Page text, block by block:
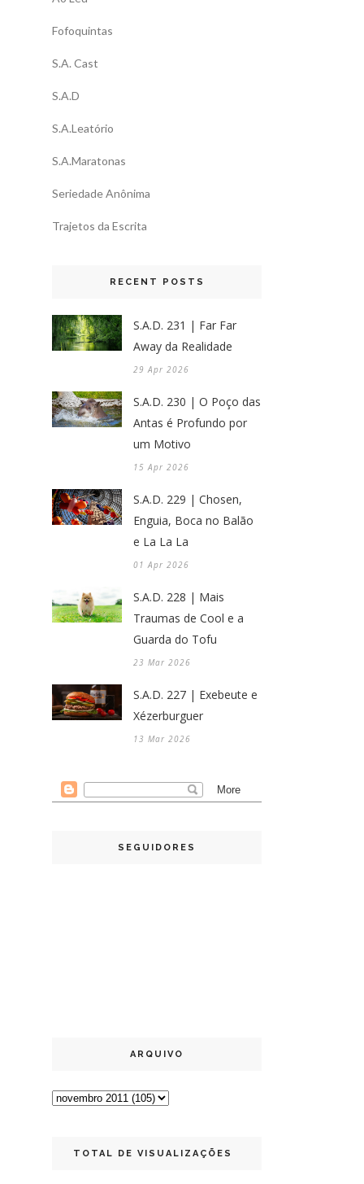
Fofoquintas
S.A. Cast
S.A.D
S.A.Leatório
S.A.Maratonas
Seriedade Anônima
Trajetos da Escrita
RECENT POSTS
S.A.D. 231 | Far Far
Away da Realidade
29 Apr 2026
S.A.D. 230 | O Poço das
Antas é Profundo por
um Motivo
15 Apr 2026
S.A.D. 229 | Chosen,
Enguia, Boca no Balão
e La La La
01 Apr 2026
S.A.D. 228 | Mais
Traumas de Cool e a
Guarda do Tofu
23 Mar 2026
S.A.D. 227 | Exebeute e
Xézerburguer
13 Mar 2026
SEGUIDORES
ARQUIVO
TOTAL DE VISUALIZAÇÕES